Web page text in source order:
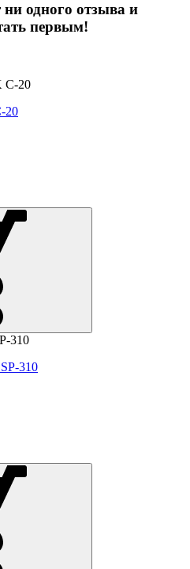
ни одного отзыва и
первым!
20
310